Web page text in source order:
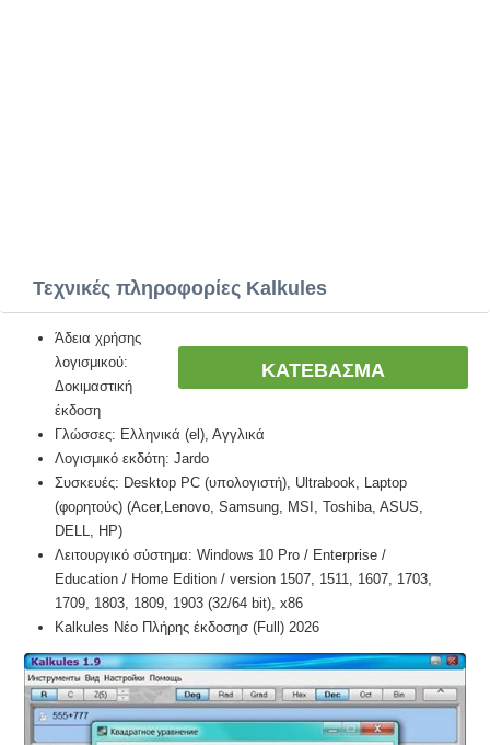
Τεχνικές πληροφορίες Kalkules
ΚΑΤΕΒΑΣΜΑ
Άδεια χρήσης
λογισμικού:
Δοκιμαστική
έκδοση
Γλώσσες: Ελληνικά (el), Αγγλικά
Λογισμικό εκδότη: Jardo
Συσκευές: Desktop PC (υπολογιστή), Ultrabook, Laptop
(φορητούς) (Acer,Lenovo, Samsung, MSI, Toshiba, ASUS,
DELL, HP)
Λειτουργικό σύστημα: Windows 10 Pro / Enterprise /
Education / Home Edition / version 1507, 1511, 1607, 1703,
1709, 1803, 1809, 1903 (32/64 bit), x86
Kalkules Νέο Πλήρης έκδοσησ (Full) 2026